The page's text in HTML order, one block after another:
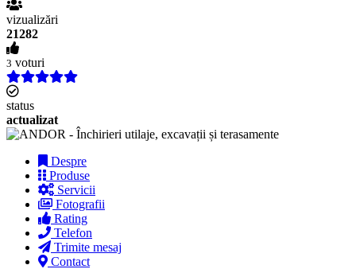
vizualizări
21282
3 voturi
status
actualizat
Despre
Produse
Servicii
Fotografii
Rating
Telefon
Trimite mesaj
Contact